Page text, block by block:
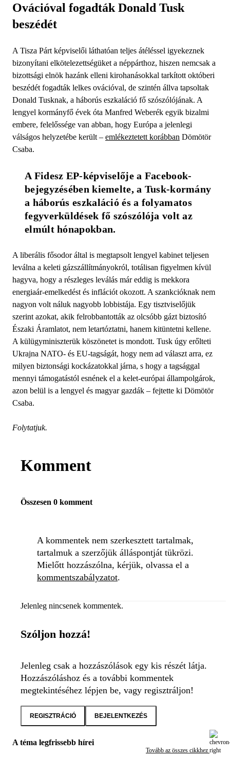
Ovációval fogadták Donald Tusk
beszédét
A Tisza Párt képviselői láthatóan teljes átéléssel igyekeznek
bizonyítani elkötelezettségüket a néppárthoz, hiszen nemcsak a
bizottsági elnök hazánk elleni kirohanásokkal tarkított októberi
beszédét fogadták lelkes ovációval, de szintén állva tapsoltak
Donald Tusknak, a háborús eszkaláció fő szószólójának. A
lengyel kormányfő évek óta Manfred Weberék egyik bizalmi
embere, felelőssége van abban, hogy Európa a jelenlegi
válságos helyzetébe került – emlékeztetett korábban Dömötör
Csaba.
A Fidesz EP-képviselője a Facebook-
bejegyzésében kiemelte, a Tusk-kormány
a háborús eszkaláció és a folyamatos
fegyverküldések fő szószólója volt az
elmúlt hónapokban.
A liberális fősodor által is megtapsolt lengyel kabinet teljesen
leválna a keleti gázszállítmányokról, totálisan figyelmen kívül
hagyva, hogy a részleges leválás már eddig is mekkora
energiaár-emelkedést és inflációt okozott. A szankcióknak nem
nagyon volt náluk nagyobb lobbistája. Egy tisztviselőjük
szerint azokat, akik felrobbantották az olcsóbb gázt biztosító
Északi Áramlatot, nem letartóztatni, hanem kitüntetni kellene.
A külügyminiszterük köszönetet is mondott. Tusk úgy erőlteti
Ukrajna NATO- és EU-tagságát, hogy nem ad választ arra, ez
milyen biztonsági kockázatokkal járna, s hogy a tagsággal
mennyi támogatástól esnének el a kelet-európai állampolgárok,
azon belül is a lengyel és magyar gazdák – fejtette ki Dömötör
Csaba.
Folytatjuk.
Komment
Összesen 0 komment
A kommentek nem szerkesztett tartalmak,
tartalmuk a szerzőjük álláspontját tükrözi.
Mielőtt hozzászólna, kérjük, olvassa el a
kommentszabályzatot.
Jelenleg nincsenek kommentek.
Szóljon hozzá!
Jelenleg csak a hozzászólások egy kis részét látja.
Hozzászóláshoz és a további kommentek
megtekintéséhez lépjen be, vagy regisztráljon!
REGISZTRÁCIÓ BEJELENTKEZÉS
A téma legfrissebb hírei
Tovább az összes cikkhez